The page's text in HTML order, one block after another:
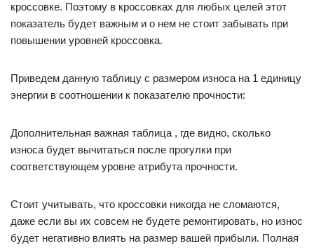
кроссовке. Поэтому в кроссовках для любых целей этот
показатель будет важным и о нем не стоит забывать при
повышении уровней кроссовка.
Приведем данную таблицу с размером износа на 1 единицу
энергии в соотношении к показателю прочности:
Дополнительная важная таблица , где видно, сколько
износа будет вычитаться после прогулки при
соответствующем уровне атрибута прочности.
Стоит учитывать, что кроссовки никогда не сломаются,
даже если вы их совсем не будете ремонтировать, но износ
будет негативно влиять на размер вашей прибыли. Полная